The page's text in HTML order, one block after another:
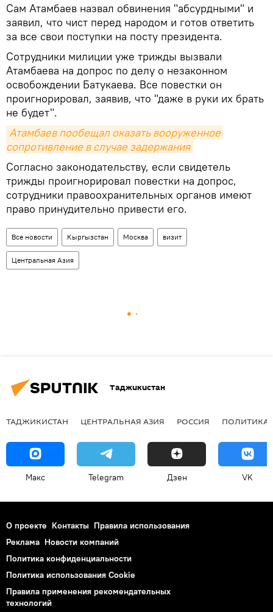
Сам Атамбаев назвал обвинения "абсурдными" и
заявил, что чист перед народом и готов ответить
за все свои поступки на посту президента.
Сотрудники милиции уже трижды вызвали
Атамбаева на допрос по делу о незаконном
освобождении Батукаева. Все повестки он
проигнорировал, заявив, что "даже в руки их брать
не будет".
Атамбаев пообещал оказать вооруженное
сопротивление в случае задержания
Согласно законодательству, если свидетель
трижды проигнорировал повестки на допрос,
сотрудники правоохранительных органов имеют
право принудительно привести его.
Все новости Кыргызстан Москва визит
Центральная Азия
Таджикистан
ТАДЖИКИСТАН ЦЕНТРАЛЬНАЯ АЗИЯ РОССИЯ ПОЛИТИКА
Макс Telegram Дзен VK
О проекте Контакты Правила использования
Реклама Новости компаний
Политика конфиденциальности
Политика использования Cookie
Правила применения рекомендательных
технологий